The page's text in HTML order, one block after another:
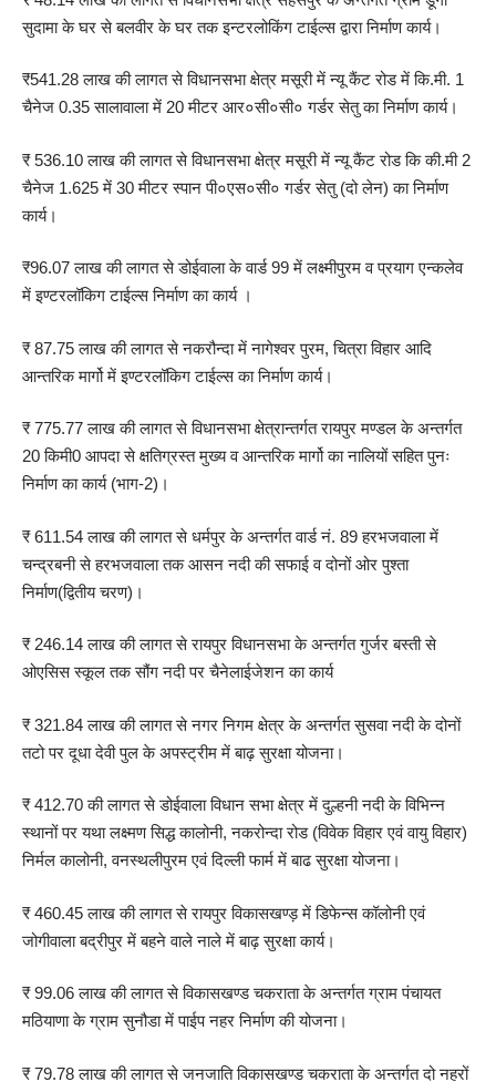
सुदामा के घर से बलवीर के घर तक इन्टरलोकिंग टाईल्स द्वारा निर्माण कार्य।
₹541.28 लाख की लागत से विधानसभा क्षेत्र मसूरी में न्यू कैंट रोड में कि.मी. 1
चैनेज 0.35 सालावाला में 20 मीटर आर०सी०सी० गर्डर सेतु का निर्माण कार्य।
₹ 536.10 लाख की लागत से विधानसभा क्षेत्र मसूरी में न्यू कैंट रोड कि की.मी 2
चैनेज 1.625 में 30 मीटर स्पान पी०एस०सी० गर्डर सेतु (दो लेन) का निर्माण
कार्य।
₹96.07 लाख की लागत से डोईवाला के वार्ड 99 में लक्ष्मीपुरम व प्रयाग एन्कलेव
में इण्टरलॉकिग टाईल्स निर्माण का कार्य ।
₹ 87.75 लाख की लागत से नकरौन्दा में नागेश्वर पुरम, चित्रा विहार आदि
आन्तरिक मार्गो में इण्टरलॉकिग टाईल्स का निर्माण कार्य।
₹ 775.77 लाख की लागत से विधानसभा क्षेत्रान्तर्गत रायपुर मण्डल के अन्तर्गत
20 किमी0 आपदा से क्षतिग्रस्त मुख्य व आन्तरिक मार्गो का नालियों सहित पुनः
निर्माण का कार्य (भाग-2)।
₹ 611.54 लाख की लागत से धर्मपुर के अन्तर्गत वार्ड नं. 89 हरभजवाला में
चन्द्रबनी से हरभजवाला तक आसन नदी की सफाई व दोनों ओर पुश्ता
निर्माण(द्वितीय चरण)।
₹ 246.14 लाख की लागत से रायपुर विधानसभा के अन्तर्गत गुर्जर बस्ती से
ओएसिस स्कूल तक सौंग नदी पर चैनेलाईजेशन का कार्य
₹ 321.84 लाख की लागत से नगर निगम क्षेत्र के अन्तर्गत सुसवा नदी के दोनों
तटो पर दूधा देवी पुल के अपस्ट्रीम में बाढ़ सुरक्षा योजना।
₹ 412.70 की लागत से डोईवाला विधान सभा क्षेत्र में दुल्हनी नदी के विभिन्न
स्थानों पर यथा लक्ष्मण सिद्ध कालोनी, नकरोन्दा रोड (विवेक विहार एवं वायु विहार)
निर्मल कालोनी, वनस्थलीपुरम एवं दिल्ली फार्म में बाढ सुरक्षा योजना।
₹ 460.45 लाख की लागत से रायपुर विकासखण्ड़ में डिफेन्स कॉलोनी एवं
जोगीवाला बद्रीपुर में बहने वाले नाले में बाढ़ सुरक्षा कार्य।
₹ 99.06 लाख की लागत से विकासखण्ड चकराता के अन्तर्गत ग्राम पंचायत
मठियाणा के ग्राम सुनौडा में पाईप नहर निर्माण की योजना।
₹ 79.78 लाख की लागत से जनजाति विकासखण्ड चकराता के अन्तर्गत दो नहरों